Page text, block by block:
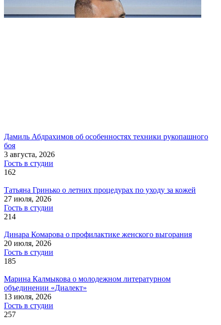
Дамиль Абдрахимов об особенностях техники рукопашного
боя
3 августа, 2026
Гость в студии
162
Татьяна Гринько о летних процедурах по уходу за кожей
27 июля, 2026
Гость в студии
214
Динара Комарова о профилактике женского выгорания
20 июля, 2026
Гость в студии
185
Марина Калмыкова о молодежном литературном
объединении «Диалект»
13 июля, 2026
Гость в студии
257